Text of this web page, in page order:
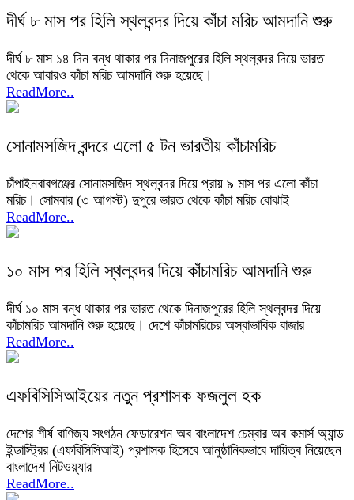
দীর্ঘ ৮ মাস পর হিলি স্থলবন্দর দিয়ে কাঁচা মরিচ আমদানি শুরু
দীর্ঘ ৮ মাস ১৪ দিন বন্ধ থাকার পর দিনাজপুরের হিলি স্থলবন্দর দিয়ে ভারত
থেকে আবারও কাঁচা মরিচ আমদানি শুরু হয়েছে।
ReadMore..
সোনামসজিদ বন্দরে এলো ৫ টন ভারতীয় কাঁচামরিচ
চাঁপাইনবাবগঞ্জের সোনামসজিদ স্থলবন্দর দিয়ে প্রায় ৯ মাস পর এলো কাঁচা
মরিচ। সোমবার (৩ আগস্ট) দুপুরে ভারত থেকে কাঁচা মরিচ বোঝাই
ReadMore..
১০ মাস পর হিলি স্থলবন্দর দিয়ে কাঁচামরিচ আমদানি শুরু
দীর্ঘ ১০ মাস বন্ধ থাকার পর ভারত থেকে দিনাজপুরের হিলি স্থলবন্দর দিয়ে
কাঁচামরিচ আমদানি শুরু হয়েছে। দেশে কাঁচামরিচের অস্বাভাবিক বাজার
ReadMore..
এফবিসিসিআইয়ের নতুন প্রশাসক ফজলুল হক
দেশের শীর্ষ বাণিজ্য সংগঠন ফেডারেশন অব বাংলাদেশ চেম্বার অব কমার্স অ্যান্ড
ইন্ডাস্ট্রির (এফবিসিসিআই) প্রশাসক হিসেবে আনুষ্ঠানিকভাবে দায়িত্ব নিয়েছেন
বাংলাদেশ নিটওয়্যার
ReadMore..